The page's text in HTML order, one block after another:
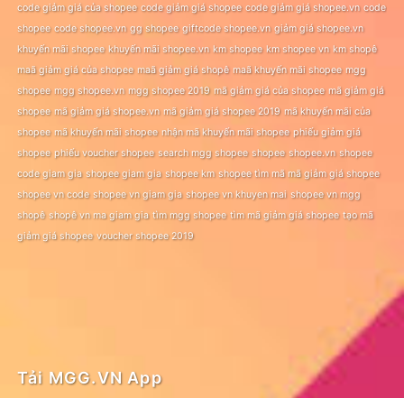
code giảm giá của shopee code giảm giá shopee code giảm giá shopee.vn code
shopee code shopee.vn gg shopee giftcode shopee.vn giảm giá shopee.vn
khuyến mãi shopee khuyến mãi shopee.vn km shopee km shopee vn km shopê
maã giảm giá của shopee maã giảm giá shopê maã khuyến mãi shopee mgg
shopee mgg shopee.vn mgg shopee 2019 mã giảm giá của shopee mã giảm giá
shopee mã giảm giá shopee.vn mã giảm giá shopee 2019 mã khuyến mãi của
shopee mã khuyến mãi shopee nhận mã khuyến mãi shopee phiếu giảm giá
shopee phiếu voucher shopee search mgg shopee shopee shopee.vn shopee
code giam gia shopee giam gia shopee km shopee tìm mã mã giảm giá shopee
shopee vn code shopee vn giam gia shopee vn khuyen mai shopee vn mgg
shopê shopê vn ma giam gia tìm mgg shopee tìm mã giảm giá shopee tạo mã
giảm giá shopee voucher shopee 2019
Tải MGG.VN App